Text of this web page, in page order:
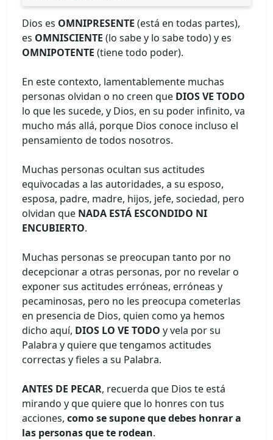
Dios es OMNIPRESENTE (está en todas partes),
es OMNISCIENTE (lo sabe y lo sabe todo) y es
OMNIPOTENTE (tiene todo poder).
En este contexto, lamentablemente muchas
personas olvidan o no creen que DIOS VE TODO
lo que les sucede, y Dios, en su poder infinito, va
mucho más allá, porque Dios conoce incluso el
pensamiento de todos nosotros.
Muchas personas ocultan sus actitudes
equivocadas a las autoridades, a su esposo,
esposa, padre, madre, hijos, jefe, sociedad, pero
olvidan que NADA ESTÁ ESCONDIDO NI
ENCUBIERTO.
Muchas personas se preocupan tanto por no
decepcionar a otras personas, por no revelar o
exponer sus actitudes erróneas, erróneas y
pecaminosas, pero no les preocupa cometerlas
en presencia de Dios, quien como ya hemos
dicho aquí, DIOS LO VE TODO y vela por su
Palabra y quiere que tengamos actitudes
correctas y fieles a su Palabra.
ANTES DE PECAR, recuerda que Dios te está
mirando y que quiere que lo honres con tus
acciones, como se supone que debes honrar a
las personas que te rodean.